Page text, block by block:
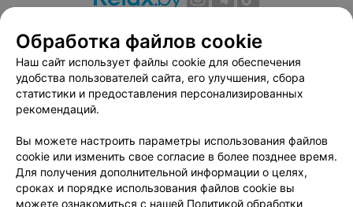
Вакансии
Публичный договор
Способы оплаты
Публичный договор по использованию сервиса
«Афиша»
Пользовательское соглашение
Связаться по вопросам сотрудничества
Написать руководителю relax.by
Персональные настройки cookie
Обработка файлов cookie
Наш сайт использует файлы cookie для обеспечения
удобства пользователей сайта, его улучшения, сбора
статистики и предоставления персонализированных
рекомендаций.
Вы можете настроить параметры использования файлов
cookie или изменить свое согласие в более позднее время.
Для получения дополнительной информации о целях,
сроках и порядке использования файлов cookie вы
можете ознакомиться с нашей Политикой обработки